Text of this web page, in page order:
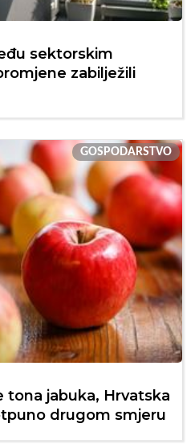
sektorskim
zabilježili
GOSPODARSTVO
tona jabuka, Hrvatska
drugom smjeru